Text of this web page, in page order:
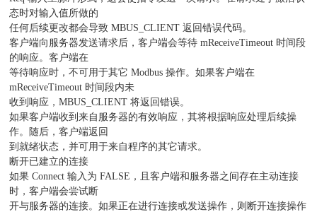
态时对输入值所做的
任何后续更改都会导致 MBUS_CLIENT 返回错误代码。
客户端向服务器发送请求后，客户端会等待 mReceiveTimeout 时间段
的响应。客户端在
等待响应时，不可用于其它 Modbus 操作。如果客户端在
mReceiveTimeout 时间段内未
收到响应，MBUS_CLIENT 将返回错误。
如果客户端收到来自服务器的有效响应，其将根据响应处理后续操
作。随后，客户端返回
到就绪状态，并可用于来自程序的其它请求。
断开已建立的连接
如果 Connect 输入为 FALSE，且客户端和服务器之间存在主动连接
时，客户端会尝试断
开与服务器的连接。如果正在进行连接或发送操作，则断开连接操作